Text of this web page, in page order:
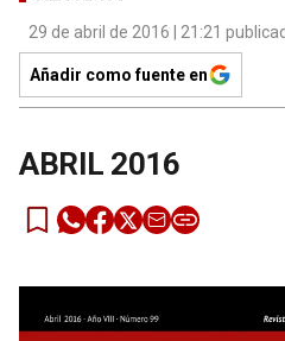
29 de abril de 2016 | 21:21
Añadir como fuente en
ABRIL 2016